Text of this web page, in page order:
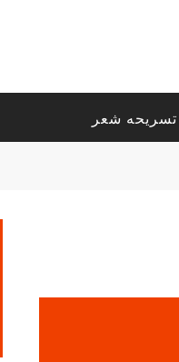
تسريحه شعر